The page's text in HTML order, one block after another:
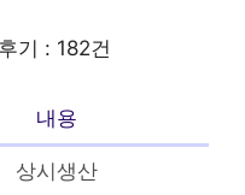
기 : 182건
내용
상시생산